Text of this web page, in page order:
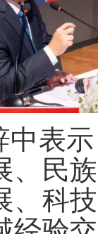
中表
、民
、科